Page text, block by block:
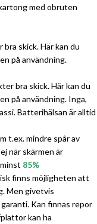
med obruten
skick. Här kan du
på användning.
bra skick. Här kan du
på användning. Inga,
Batterihälsan är alltid
t.ex. mindre spår av
när skärmen är
85%
finns möjligheten att
Men givetvis
Kan finnas repor
kan ha